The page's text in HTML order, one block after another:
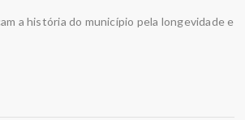
a história do município pela longevidade e